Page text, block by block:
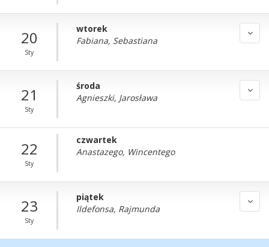
20
Sty
wtorek
Fabiana, Sebastiana
21
Sty
środa
Agnieszki, Jarosława
22
Sty
czwartek
Anastazego, Wincentego
23
Sty
piątek
Ildefonsa, Rajmunda